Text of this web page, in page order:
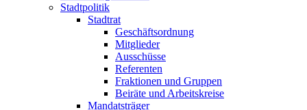
Stadtpolitik
Stadtrat
Geschäftsordnung
Mitglieder
Ausschüsse
Referenten
Fraktionen und Gruppen
Beiräte und Arbeitskreise
Mandatsträger